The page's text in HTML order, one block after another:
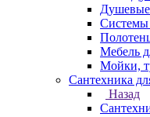
Системы
Мебель
Мойки,
Сантехника
Назад